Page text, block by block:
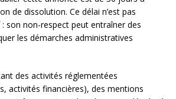
de dissolution. Ce délai n’est pas
son non-respect peut entraîner des
les démarches administratives
des activités réglementées
activités financières), des mentions